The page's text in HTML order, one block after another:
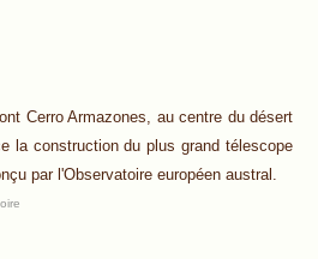
Cerro Armazones, au centre du désert
la construction du plus grand télescope
par l'Observatoire européen austral.